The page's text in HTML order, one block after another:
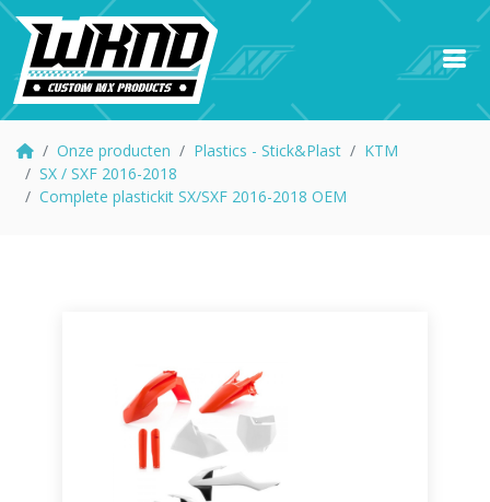
Onze producten Plastics - Stick&Plast
KTM
SX / SXF 2016-2018
Complete plastickit SX/SXF 2016-2018 OEM